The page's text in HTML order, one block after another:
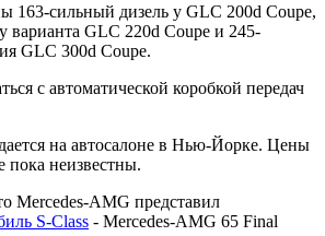
163-сильный дизель у GLC 200d Coupe,
варианта GLC 220d Coupe и 245-
GLC 300d Coupe.
с автоматической коробкой передач
на автосалоне в Нью-Йорке. Цены
неизвестны.
Mercedes-AMG представил
S-Class - Mercedes-AMG 65 Final